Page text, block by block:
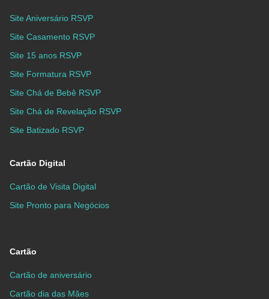
Site Aniversário RSVP
Site Casamento RSVP
Site 15 anos RSVP
Site Formatura RSVP
Site Chá de Bebê RSVP
Site Chá de Revelação RSVP
Site Batizado RSVP
Cartão Digital
Cartão de Visita Digital
Site Pronto para Negócios
Cartão
Cartão de aniversário
Cartão dia das Mães